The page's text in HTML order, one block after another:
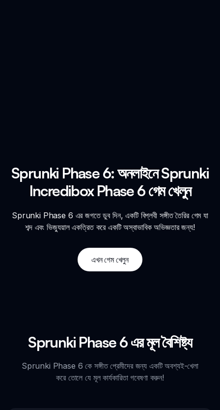
Sprunki Phase 6: অনলাইনে Sprunki
Incredibox Phase 6 গেম খেলুন
Sprunki Phase 6 এর জগতে ডুব দিন, একটি বিপ্লবী সঙ্গীত তৈরির গেম যা
শব্দ এবং ভিজ্যুয়াল একত্রিত করে একটি অস্বাভাবিক অভিজ্ঞতার জন্য!
এখন গেম খেলুন
Sprunki Phase 6 এর মূল বৈশিষ্ট্য
Sprunki Phase 6 কে সঙ্গীত প্রেমীদের জন্য একটি অবশ্যই-খেলা
করে তোলে যে মূল কার্যকারিতা গবেষণা করুন!